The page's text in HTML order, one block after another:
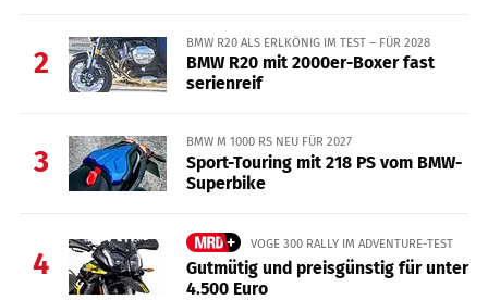
2
BMW R20 ALS ERLKÖNIG IM TEST – FÜR 2028
BMW R20 mit 2000er-Boxer fast
serienreif
3
BMW M 1000 RS NEU FÜR 2027
Sport-Touring mit 218 PS vom BMW-
Superbike
4
VOGE 300 RALLY IM ADVENTURE-TEST
Gutmütig und preisgünstig für unter
4.500 Euro